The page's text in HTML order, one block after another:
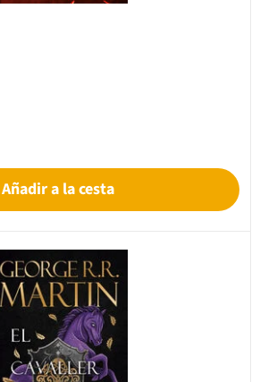
Añadir a la cesta